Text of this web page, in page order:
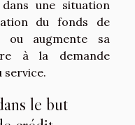
une situation
du fonds de
ou augmente sa
à la demande
service.
le but